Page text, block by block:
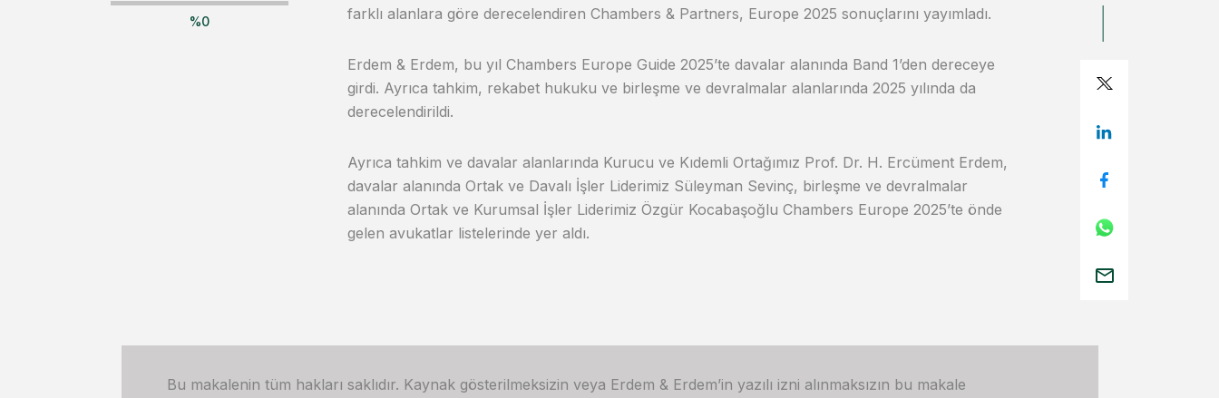
%0
farklı alanlara göre derecelendiren Chambers & Partners, Europe 2025 sonuçlarını yayımladı.
Erdem & Erdem, bu yıl Chambers Europe Guide 2025’te davalar alanında Band 1’den dereceye
girdi. Ayrıca tahkim, rekabet hukuku ve birleşme ve devralmalar alanlarında 2025 yılında da
derecelendirildi.
Ayrıca tahkim ve davalar alanlarında Kurucu ve Kıdemli Ortağımız Prof. Dr. H. Ercüment Erdem,
davalar alanında Ortak ve Davalı İşler Liderimiz Süleyman Sevinç, birleşme ve devralmalar
alanında Ortak ve Kurumsal İşler Liderimiz Özgür Kocabaşoğlu Chambers Europe 2025’te önde
gelen avukatlar listelerinde yer aldı.
Bu makalenin tüm hakları saklıdır. Kaynak gösterilmeksizin veya Erdem & Erdem’in yazılı izni alınmaksızın bu makale